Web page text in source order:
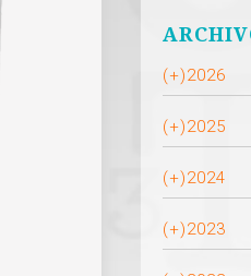
(+)2026
(+)2025
(+)2024
(+)2023